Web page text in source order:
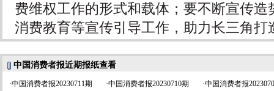
费维权工作的形式和载体；要不断宣传造
消费教育等宣传引导工作，助力长三角打
中国消费者报近期报纸查看
·中国消费者报20230711期 ·中国消费者报20230710期 ·中国消费者报